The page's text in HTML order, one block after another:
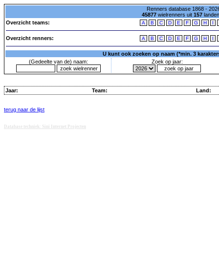
Renners database 1868 -
45877wielrenners uit 157
Overzicht teams:
A B C D E F G H I
Overzicht renners: A B C D E F G H I
U kunt ook zoeken op naam (*min. 3
(Gedeelte van de) naam:
Zoek op jaar:
Jaar: Team: Land:
terug naar de lijst
Database techniek: Sini Internet Projecten